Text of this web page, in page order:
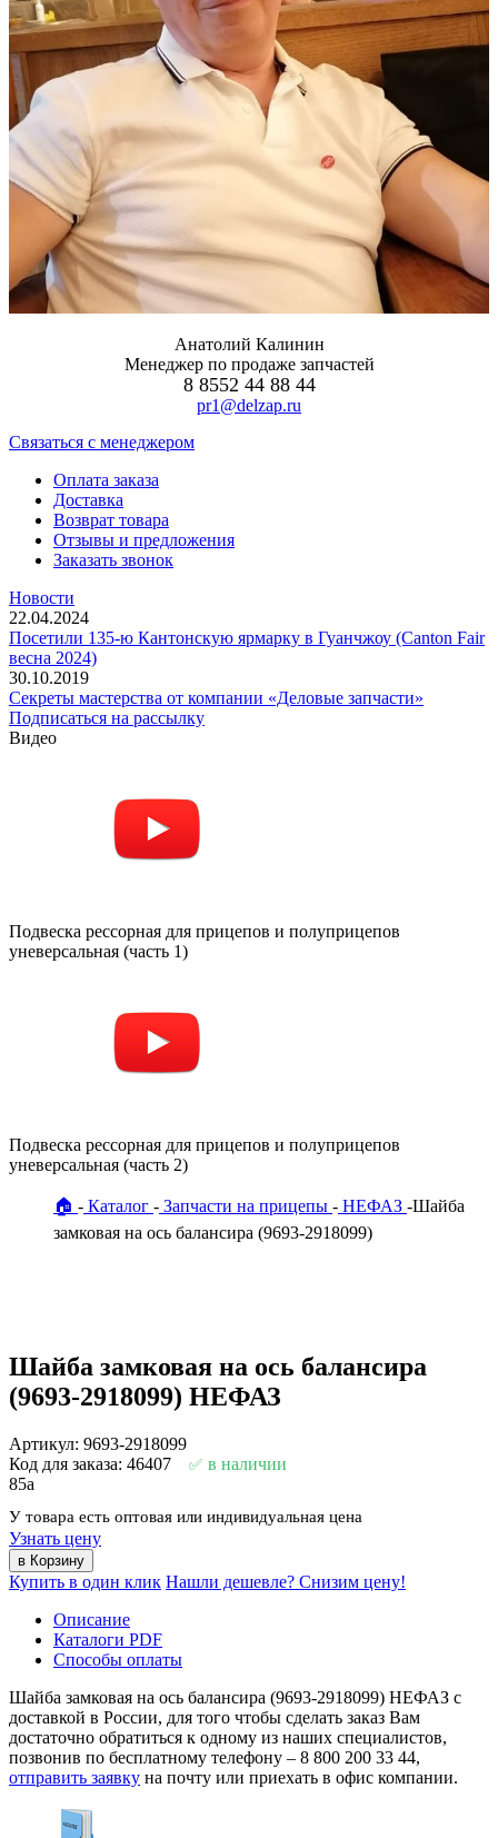
Анатолий Калинин
Менеджер по продаже запчастей
8 8552 44 88 44
pr1@delzap.ru
Cвязаться с менеджером
Оплата заказа
Доставка
Возврат товара
Отзывы и предложения
Заказать звонок
Новости
22.04.2024
Посетили 135-ю Кантонскую ярмарку в Гуанчжоу (Canton Fair
весна 2024)
30.10.2019
Секреты мастерства от компании «Деловые запчасти»
Подписаться на рассылку
Видео
Подвеска рессорная для прицепов и полуприцепов
уневерсальная (часть 1)
Подвеска рессорная для прицепов и полуприцепов
уневерсальная (часть 2)
🏠 Каталог Запчасти на прицепы НЕФАЗ Шайба
замковая на ось балансира (9693-2918099)
Шайба замковая на ось балансира
(9693-2918099) НЕФАЗ
Артикул: 9693-2918099
Код для заказа: 46407
в наличии
85a
У товара есть оптовая или индивидуальная цена
Узнать цену
Купить в один клик Нашли дешевле? Снизим цену!
Описание
Каталоги PDF
Способы оплаты
Шайба замковая на ось балансира (9693-2918099) НЕФАЗ с
доставкой в России, для того чтобы сделать заказ Вам
достаточно обратиться к одному из наших специалистов,
позвонив по бесплатному телефону – 8 800 200 33 44,
отправить заявку на почту или приехать в офис компании.